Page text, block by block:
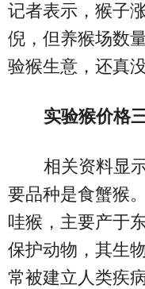
记者表示，猴子
倪，但养猴场数
验猴生意，还真
实验猴价格
相关资料显
要品种是食蟹猴
哇猴，主要产于
保护动物，其生
常被建立人类疾